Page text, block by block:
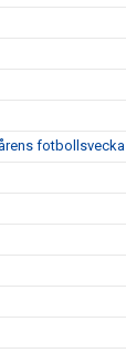
fotbollsvecka